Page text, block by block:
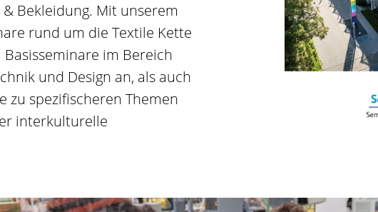
Bekleidung. Mit unserem
rund um die Textile Kette
im Bereich
und Design an, als auch
zu spezifischeren Themen
interkulturelle